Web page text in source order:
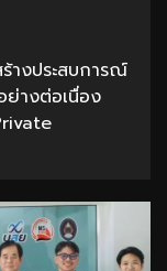
างประสบการณ์
ย่างต่อเนื่อง